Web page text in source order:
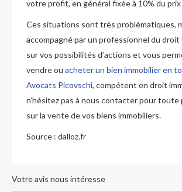
votre profit, en général fixée à 10% du
Ces situations sont très problématiques,
accompagné par un professionnel du droit
sur vos possibilités d’actions et vous
vendre ou acheter un bien immobilier en
Avocats Picovschi, compétent en droit
n’hésitez pas à nous contacter pour
sur la vente de vos biens immobiliers.
Source : dalloz.fr
Votre avis nous intéresse